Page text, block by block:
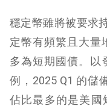
穩定幣雖將被要求
定幣有頻繁且大量
多為短期國債。以
例，2025 Q1 的儲
佔比最多的是美國